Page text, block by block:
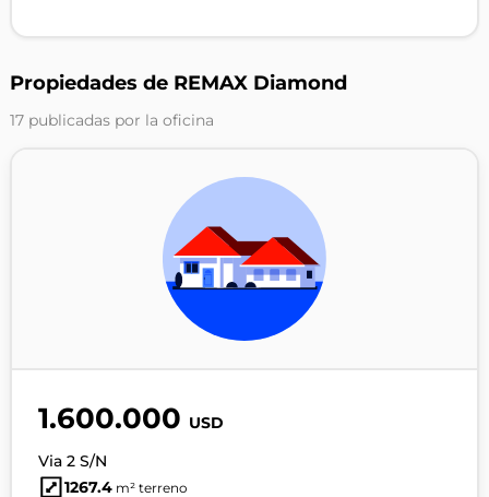
Propiedades de REMAX Diamond
17 publicadas por la oficina
1.600.000 USD
Via 2 S/N
1267.4m² terreno